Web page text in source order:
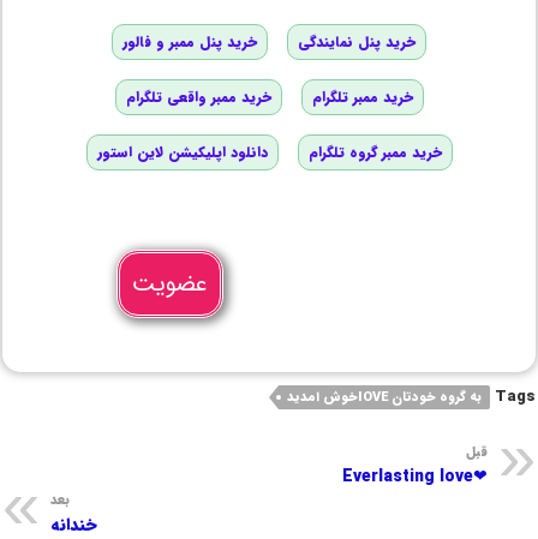
خرید پنل نمایندگی خرید پنل ممبر و فالور
خرید ممبر تلگرام خرید ممبر واقعی تلگرام
خرید ممبر گروه تلگرام دانلود اپلیکیشن لاین استور
عضویت
Tags به گروه خودتان IOVEخوش امدید
قبل
❤Everlasting love
بعد
خندانه